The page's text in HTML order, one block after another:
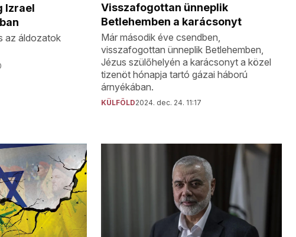
Izrael
az áldozatok
Visszafogottan ünneplik
Betlehemben a karácsonyt
Már második éve csendben,
visszafogottan ünneplik Betlehemben,
Jézus szülőhelyén a karácsonyt a közel
tizenöt hónapja tartó gázai háború
árnyékában.
KÜLFÖLD2024. dec. 24. 11:17